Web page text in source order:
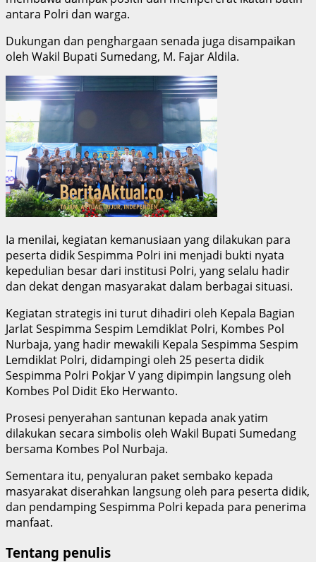
antara Polri dan warga.
Dukungan dan penghargaan senada juga disampaikan
oleh Wakil Bupati Sumedang, M. Fajar Aldila.
Ia menilai, kegiatan kemanusiaan yang dilakukan para
peserta didik Sespimma Polri ini menjadi bukti nyata
kepedulian besar dari institusi Polri, yang selalu hadir
dan dekat dengan masyarakat dalam berbagai situasi.
Kegiatan strategis ini turut dihadiri oleh Kepala Bagian
Jarlat Sespimma Sespim Lemdiklat Polri, Kombes Pol
Nurbaja, yang hadir mewakili Kepala Sespimma Sespim
Lemdiklat Polri, didampingi oleh 25 peserta didik
Sespimma Polri Pokjar V yang dipimpin langsung oleh
Kombes Pol Didit Eko Herwanto.
Prosesi penyerahan santunan kepada anak yatim
dilakukan secara simbolis oleh Wakil Bupati Sumedang
bersama Kombes Pol Nurbaja.
Sementara itu, penyaluran paket sembako kepada
masyarakat diserahkan langsung oleh para peserta didik,
dan pendamping Sespimma Polri kepada para penerima
manfaat.
Tentang penulis